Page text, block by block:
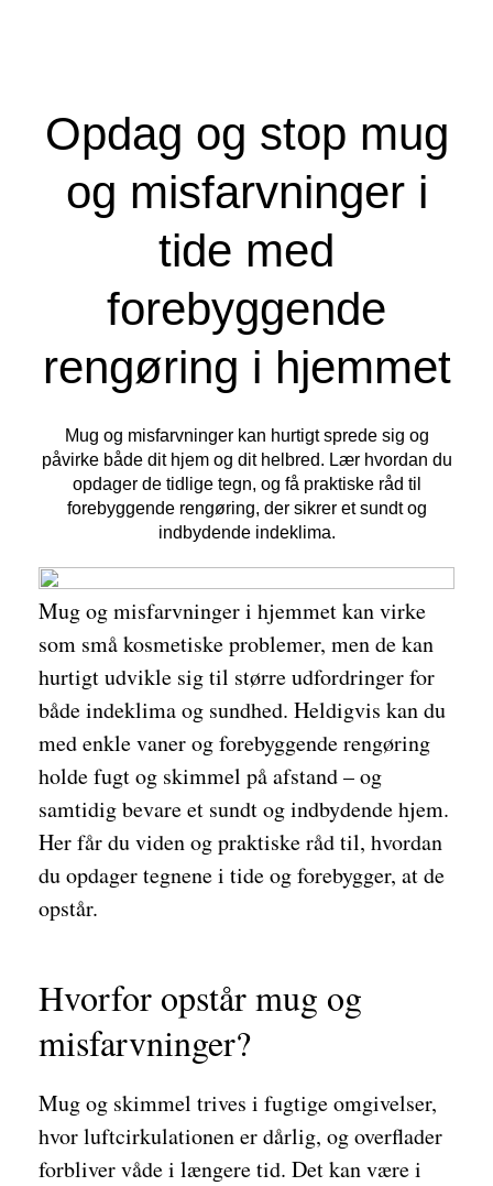
Opdag og stop mug
og misfarvninger i
tide med
forebyggende
rengøring i hjemmet
Mug og misfarvninger kan hurtigt sprede sig og
påvirke både dit hjem og dit helbred. Lær hvordan du
opdager de tidlige tegn, og få praktiske råd til
forebyggende rengøring, der sikrer et sundt og
indbydende indeklima.
Mug og misfarvninger i hjemmet kan virke
som små kosmetiske problemer, men de kan
hurtigt udvikle sig til større udfordringer for
både indeklima og sundhed. Heldigvis kan du
med enkle vaner og forebyggende rengøring
holde fugt og skimmel på afstand – og
samtidig bevare et sundt og indbydende hjem.
Her får du viden og praktiske råd til, hvordan
du opdager tegnene i tide og forebygger, at de
opstår.
Hvorfor opstår mug og
misfarvninger?
Mug og skimmel trives i fugtige omgivelser,
hvor luftcirkulationen er dårlig, og overflader
forbliver våde i længere tid. Det kan være i